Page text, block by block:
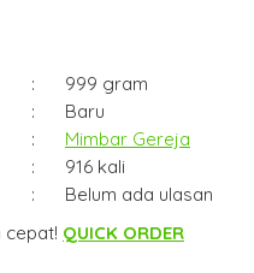
:
999 gram
:
Baru
:
Mimbar Gereja
:
916 kali
:
Belum ada ulasan
cepat! QUICK ORDER